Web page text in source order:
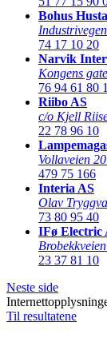
Bohus
74 17 10 20
Narvik
Kongens
76 94 61 80
Riibo AS
c/o Kjell
22 78 96 10
Vollaveien
479 75 166
Interia AS
Olav
73 80 95 40
IFø Electric
23 37 81 10
Neste side
Til resultatene